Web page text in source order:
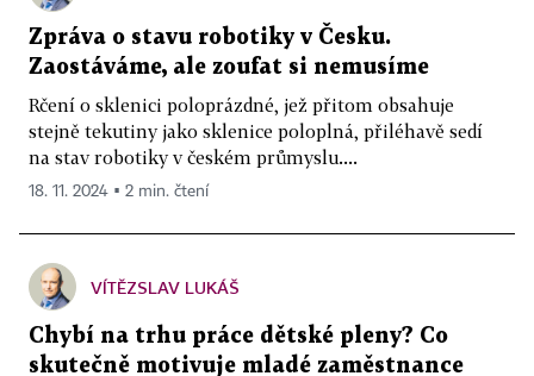
Zpráva o stavu robotiky v Česku.
Zaostáváme, ale zoufat si nemusíme
Rčení o sklenici poloprázdné, jež přitom obsahuje
stejně tekutiny jako sklenice poloplná, přiléhavě sedí
na stav robotiky v českém průmyslu....
18. 11. 2024 ▪ 2 min. čtení
VÍTĚZSLAV LUKÁŠ
Chybí na trhu práce dětské pleny? Co
skutečně motivuje mladé zaměstnance